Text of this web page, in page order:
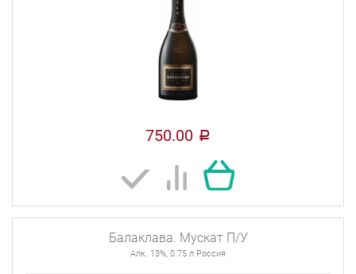
750.00 a
Балаклава. Мускат П/У
Алк. 13%, 0.75 л Россия